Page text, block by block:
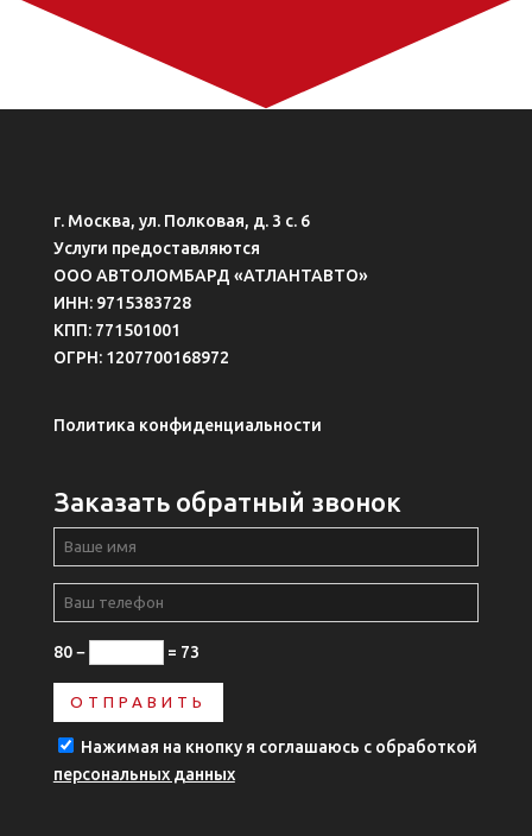
г. Москва, ул. Полковая, д. 3 с. 6
Услуги предоставляются
ООО АВТОЛОМБАРД «АТЛАНТАВТО»
ИНН: 9715383728
КПП: 771501001
ОГРН: 1207700168972
Политика конфиденциальности
Заказать обратный звонок
80 − = 73
Нажимая на кнопку я соглашаюсь с обработкой
персональных данных